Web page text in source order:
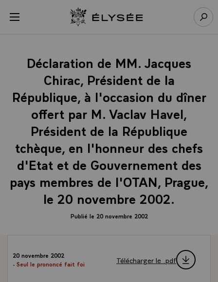
menu Retour à l’accueil Élysée
Déclaration de MM. Jacques
Chirac, Président de la
République, à l'occasion du dîner
offert par M. Vaclav Havel,
Président de la République
tchèque, en l'honneur des chefs
d'Etat et de Gouvernement des
pays membres de l'OTAN, Prague,
le 20 novembre 2002.
Publié le 20 novembre 2002
20 novembre 2002
- Seul le prononcé fait foi
Télécharger le .pdf
Panneau de gestion des cookies